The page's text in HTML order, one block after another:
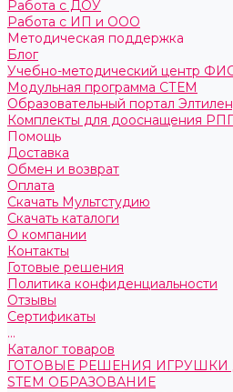
Работа с ДОУ
Работа с ИП и ООО
Методическая поддержка
Блог
Учебно-методический центр
Модульная программа СТЕМ
Образовательный портал
Комплекты для дооснащения
Помощь
Доставка
Обмен и возврат
Оплата
Скачать Мультстудию
Скачать каталоги
О компании
Контакты
Готовые решения
Политика конфиденциальности
Отзывы
Сертификаты
...
Каталог товаров
ГОТОВЫЕ РЕШЕНИЯ ИГРУШКИ
STEM ОБРАЗОВАНИЕ